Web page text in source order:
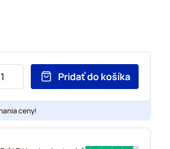
Pridať do košíka
ceny!